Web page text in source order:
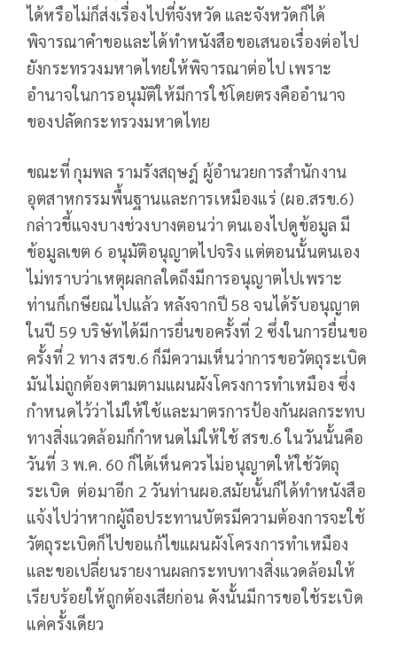
ได้หรือไม่ก็ส่งเรื่องไปที่จังหวัด และจังหวัดก็ได้
พิจารณาคำขอและได้ทำหนังสือขอเสนอเรื่องต่อไป
ยังกระทรวงมหาดไทยให้พิจารณาต่อไป เพราะ
อำนาจในการอนุมัติให้มีการใช้โดยตรงคืออำนาจ
ของปลัดกระทรวงมหาดไทย
ขณะที่ กุมพล รามรังสฤษฎ์ ผู้อำนวยการสำนักงาน
อุตสาหกรรมพื้นฐานและการเหมืองแร่ (ผอ.สรข.6)
กล่าวชี้แจงบางช่วงบางตอนว่า ตนเองไปดูข้อมูล มี
ข้อมูลเขต 6 อนุมัติอนุญาตไปจริง แต่ตอนนั้นตนเอง
ไม่ทราบว่าเหตุผลกลใดถึงมีการอนุญาตไปเพราะ
ท่านก็เกษียณไปแล้ว หลังจากปี 58 จนได้รับอนุญาต
ในปี 59 บริษัทได้มีการยื่นขอครั้งที่ 2 ซึ่งในการยื่นขอ
ครั้งที่ 2 ทาง สรข.6 ก็มีความเห็นว่าการขอวัตถุระเบิด
มันไม่ถูกต้องตามตามแผนผังโครงการทำเหมือง ซึ่ง
กำหนดไว้ว่าไม่ให้ใช้และมาตรการป้องกันผลกระทบ
ทางสิ่งแวดล้อมก็กำหนดไม่ให้ใช้ สรข.6 ในวันนั้นคือ
วันที่ 3 พ.ค. 60 ก็ได้เห็นควรไม่อนุญาตให้ใช้วัตถุ
ระเบิด ต่อมาอีก 2 วันท่านผอ.สมัยนั้นก็ได้ทำหนังสือ
แจ้งไปว่าหากผู้ถือประทานบัตรมีความต้องการจะใช้
วัตถุระเบิดก็ไปขอแก้ไขแผนผังโครงการทำเหมือง
และขอเปลี่ยนรายงานผลกระทบทางสิ่งแวดล้อมให้
เรียบร้อยให้ถูกต้องเสียก่อน ดังนั้นมีการขอใช้ระเบิด
แค่ครั้งเดียว